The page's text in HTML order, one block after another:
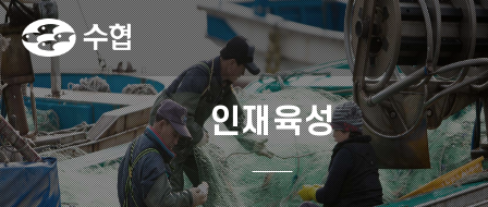
인재육성